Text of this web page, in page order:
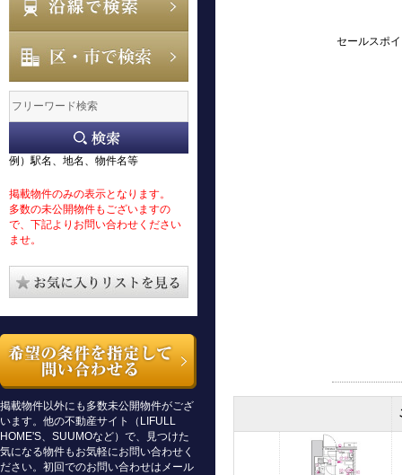
例）駅名、地名、物件名等
掲載物件のみの表示となります。
多数の未公開物件もございますの
で、下記よりお問い合わせください
ませ。
掲載物件以外にも多数未公開物件がござ
います。他の不動産サイト（LIFULL
HOME'S、SUUMOなど）で、見つけた
気になる物件もお気軽にお問い合わせく
ださい。初回でのお問い合わせはメール
セールスポ